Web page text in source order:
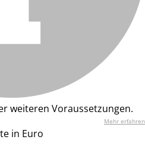
weiteren Voraussetzungen.
Mehr erfahren
in Euro